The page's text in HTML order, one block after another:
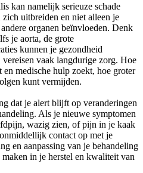
kan namelijk serieuze schade
uitbreiden en niet alleen je
organen beïnvloeden. Denk
je aorta, de grote
kunnen je gezondheid
vaak langdurige zorg. Hoe
medische hulp zoekt, hoe groter
kunt vermijden.
dat je alert blijft op veranderingen
Als je nieuwe symptomen
wazig zien, of pijn in je kaak
contact op met je
en aanpassing van je behandeling
in je herstel en kwaliteit van